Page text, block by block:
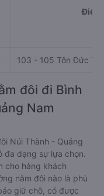
Điểm
103 - 105 Tôn Đức
đôi đi Bình
Nam
Núi Thành - Quảng
đa dạng sự lựa chọn.
cho hàng khách
nằm đôi nào là phù
giữ chỗ, có được